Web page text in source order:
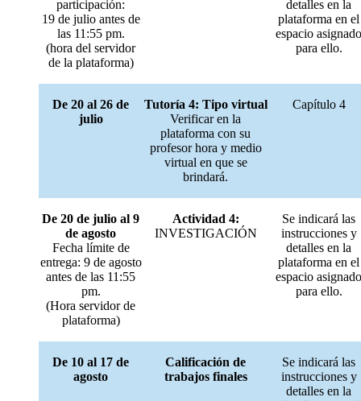
participación:
19 de julio antes de
las 11:55 pm.
(hora del servidor
de la plataforma)
detalles en la
plataforma en el
espacio asignado
para ello.
De 20 al 26 de
julio
Tutoría 4: Tipo virtual
Verificar en la
plataforma con su
profesor hora y medio
virtual en que se
brindará.
Capítulo 4
De 20 de julio al 9
de agosto
Fecha límite de
entrega: 9 de agosto
antes de las 11:55
pm.
(Hora servidor de
plataforma)
Actividad 4:
INVESTIGACIÓN
Se indicará las
instrucciones y
detalles en la
plataforma en el
espacio asignado
para ello.
De 10 al 17 de
agosto
Calificación de
trabajos finales
Se indicará las
instrucciones y
detalles en la